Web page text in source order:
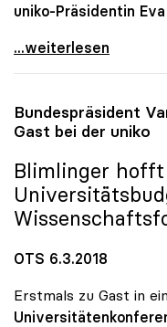
uniko-Präsidentin
uniko-Empfehlung zu
...weiterlesen
Bundespräsident
Gast bei der uniko
Blimlinger
OTS 6.3.2018
Erstmals zu Gast in